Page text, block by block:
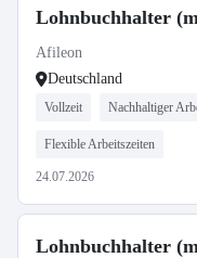
Lohnbuchhalter
Afileon
Deutschland
Vollzeit Nachhaltiger
Flexible Arbeitszeiten
24.07.2026
Lohnbuchhalter